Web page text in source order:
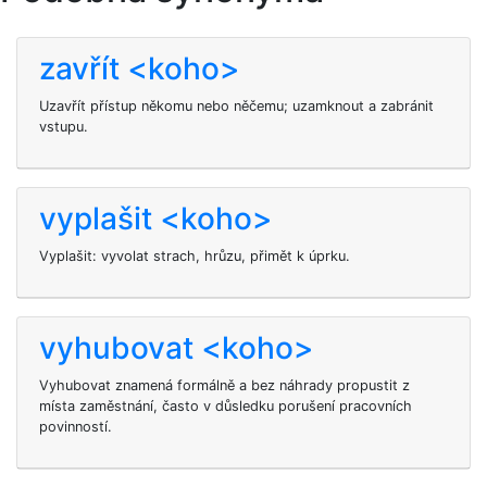
zavřít <koho>
Uzavřít přístup někomu nebo něčemu; uzamknout a zabránit
vstupu.
vyplašit <koho>
Vyplašit: vyvolat strach, hrůzu, přimět k úprku.
vyhubovat <koho>
Vyhubovat znamená formálně a bez náhrady propustit z
místa zaměstnání, často v důsledku porušení pracovních
povinností.